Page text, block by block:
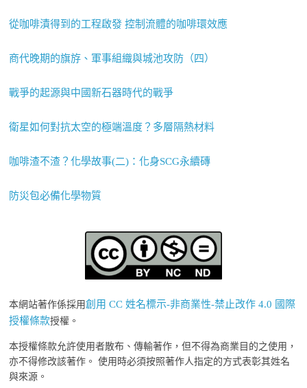
從咖啡漬得到的工程啟發 控制流體的咖啡環效應
商代晚期的旗斿、軍事組織與城池攻防（四）
戰爭的起源與中國新石器時代的戰爭
衛星如何對抗太空的極端溫度？多層隔熱材料
咖啡渣不渣？化學故事(二)：化身SCG永續磚
防災包必備化學物質
本網站著作係採用創用 CC 姓名標示-非商業性-禁止改作 4.0 國際
授權條款授權。
本授權條款允許使用者散布、傳輸著作，但不得為商業目的之使用，
亦不得修改該著作。 使用時必須按照著作人指定的方式表彰其姓名
與來源。